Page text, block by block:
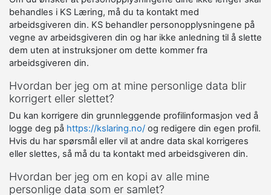
behandles i KS Læring, må du ta kontakt med
arbeidsgiveren din. KS behandler personopplysningene på
vegne av arbeidsgiveren din og har ikke anledning til å slette
dem uten at instruksjoner om dette kommer fra
arbeidsgiveren din.
Hvordan ber jeg om at mine personlige data blir
korrigert eller slettet?
Du kan korrigere din grunnleggende profilinformasjon ved å
logge deg på https://kslaring.no/ og redigere din egen profil.
Hvis du har spørsmål eller vil at andre data skal korrigeres
eller slettes, så må du ta kontakt med arbeidsgiveren din.
Hvordan ber jeg om en kopi av alle mine
personlige data som er samlet?